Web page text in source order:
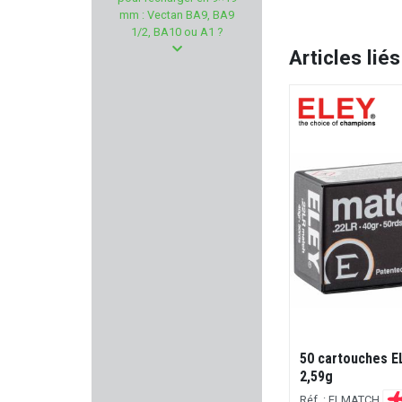
AUDERE
HUGTEK
mm : Vectan BA9, BA9
1/2, BA10 ou A1 ?
Articles
50 cartouches
2,59g